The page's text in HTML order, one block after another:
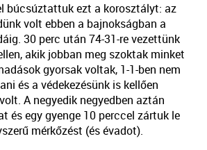
búcsúztattuk ezt a korosztályt: az
volt ebben a bajnokságban a
30 perc után 74-31-re vezettünk
akik jobban meg szoktak minket
gyorsak voltak, 1-1-ben nem
és a védekezésünk is kellően
A negyedik negyedben aztán
és egy gyenge 10 perccel zártuk le
mérkőzést (és évadot).